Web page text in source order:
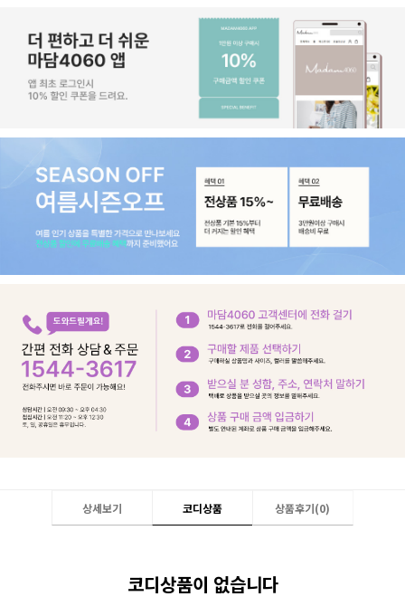
상세보기 코디상품 상품후기(0)
코디상품이 없습니다